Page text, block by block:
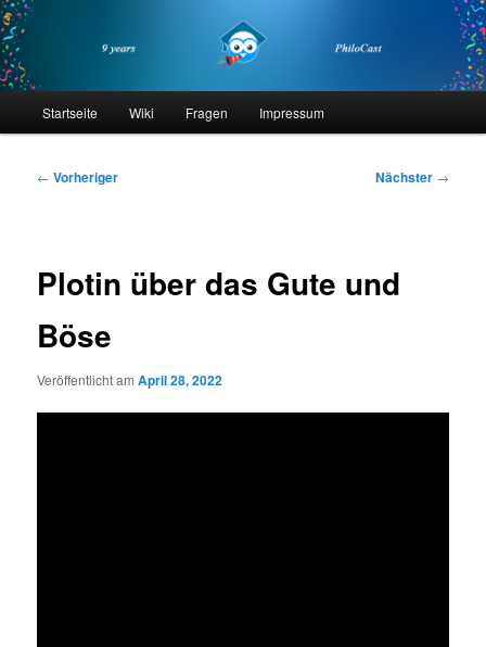
Zum
primären
Inhalt
springenphilocast
Startseite Wiki Fragen Impressum
Beitragsnavigation
← Vorheriger Nächster →
Plotin über das Gute und
Böse
Veröffentlicht amApril 28, 2022